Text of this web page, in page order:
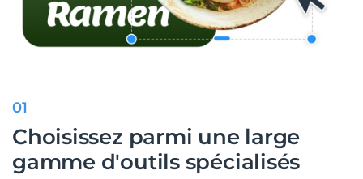
01
Choisissez parmi une large
gamme d'outils spécialisés